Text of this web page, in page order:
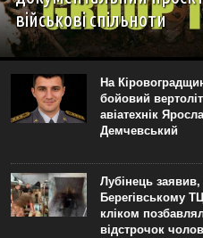
військові спільноти
На YouTube-каналі Ukraїner W
прем’єра першої серії нового
проєкту “Мілітарі спільноти”. Про
повідомили в Ukraїner. “Кожна
окремій спільноті — її історії,
внутрішній...
На
бойовий
авіатехнік
Демчевський
Лубінець
Берегівському
кліком
відстрочок